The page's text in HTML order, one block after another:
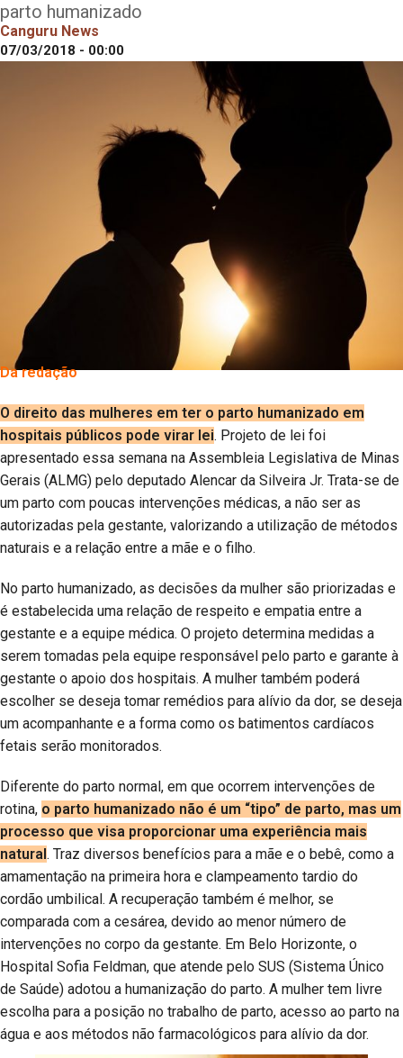
parto humanizado
Canguru News
07/03/2018 - 00:00
Da redação
O direito das mulheres em ter o parto humanizado em
hospitais públicos pode virar lei. Projeto de lei foi
apresentado essa semana na Assembleia Legislativa de Minas
Gerais (ALMG) pelo deputado Alencar da Silveira Jr. Trata-se de
um parto com poucas intervenções médicas, a não ser as
autorizadas pela gestante, valorizando a utilização de métodos
naturais e a relação entre a mãe e o filho.
No parto humanizado, as decisões da mulher são priorizadas e
é estabelecida uma relação de respeito e empatia entre a
gestante e a equipe médica. O projeto determina medidas a
serem tomadas pela equipe responsável pelo parto e garante à
gestante o apoio dos hospitais. A mulher também poderá
escolher se deseja tomar remédios para alívio da dor, se deseja
um acompanhante e a forma como os batimentos cardíacos
fetais serão monitorados.
Diferente do parto normal, em que ocorrem intervenções de
rotina, o parto humanizado não é um “tipo” de parto, mas um
processo que visa proporcionar uma experiência mais
natural . Traz diversos benefícios para a mãe e o bebê, como a
amamentação na primeira hora e clampeamento tardio do
cordão umbilical. A recuperação também é melhor, se
comparada com a cesárea, devido ao menor número de
intervenções no corpo da gestante. Em Belo Horizonte, o
Hospital Sofia Feldman, que atende pelo SUS (Sistema Único
de Saúde) adotou a humanização do parto. A mulher tem livre
escolha para a posição no trabalho de parto, acesso ao parto na
água e aos métodos não farmacológicos para alívio da dor.